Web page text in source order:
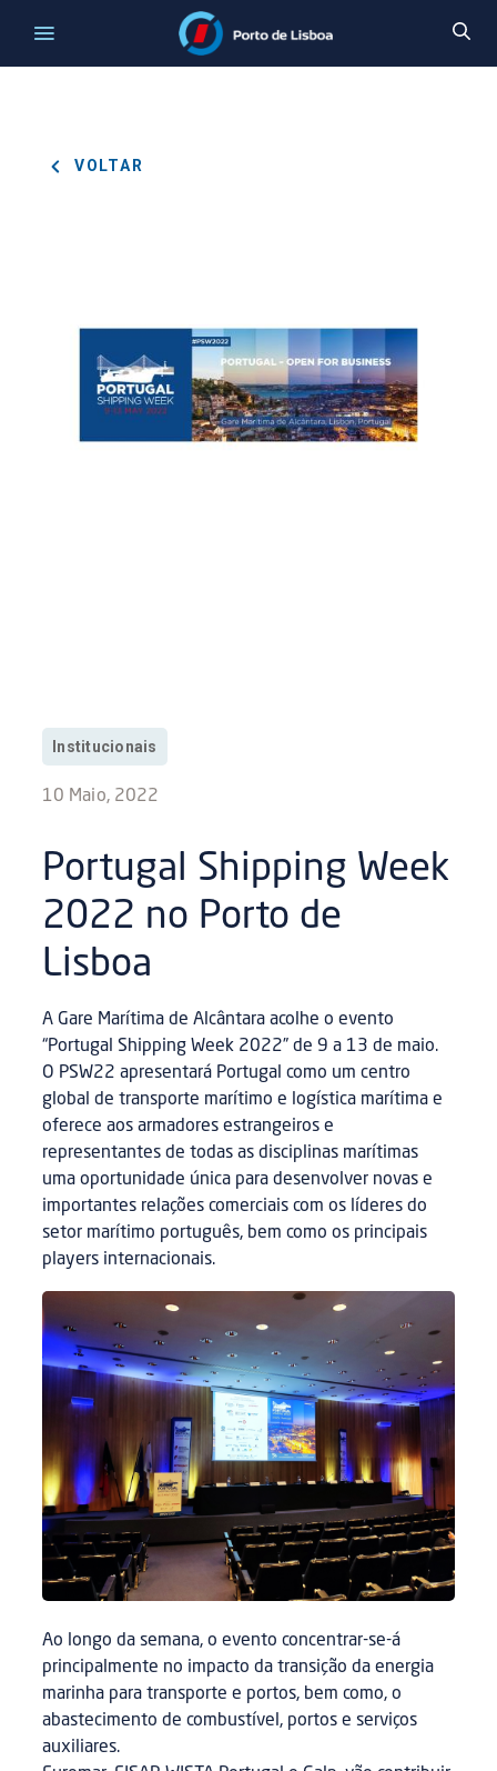
VOLTAR
Institucionais
10 Maio, 2022
Portugal Shipping Week
2022 no Porto de
Lisboa
A Gare Marítima de Alcântara acolhe o evento
“Portugal Shipping Week 2022” de 9 a 13 de maio.
O PSW22 apresentará Portugal como um centro
global de transporte marítimo e logística marítima e
oferece aos armadores estrangeiros e
representantes de todas as disciplinas marítimas
uma oportunidade única para desenvolver novas e
importantes relações comerciais com os líderes do
setor marítimo português, bem como os principais
players internacionais.
Ao longo da semana, o evento concentrar-se-á
principalmente no impacto da transição da energia
marinha para transporte e portos, bem como, o
abastecimento de combustível, portos e serviços
auxiliares.